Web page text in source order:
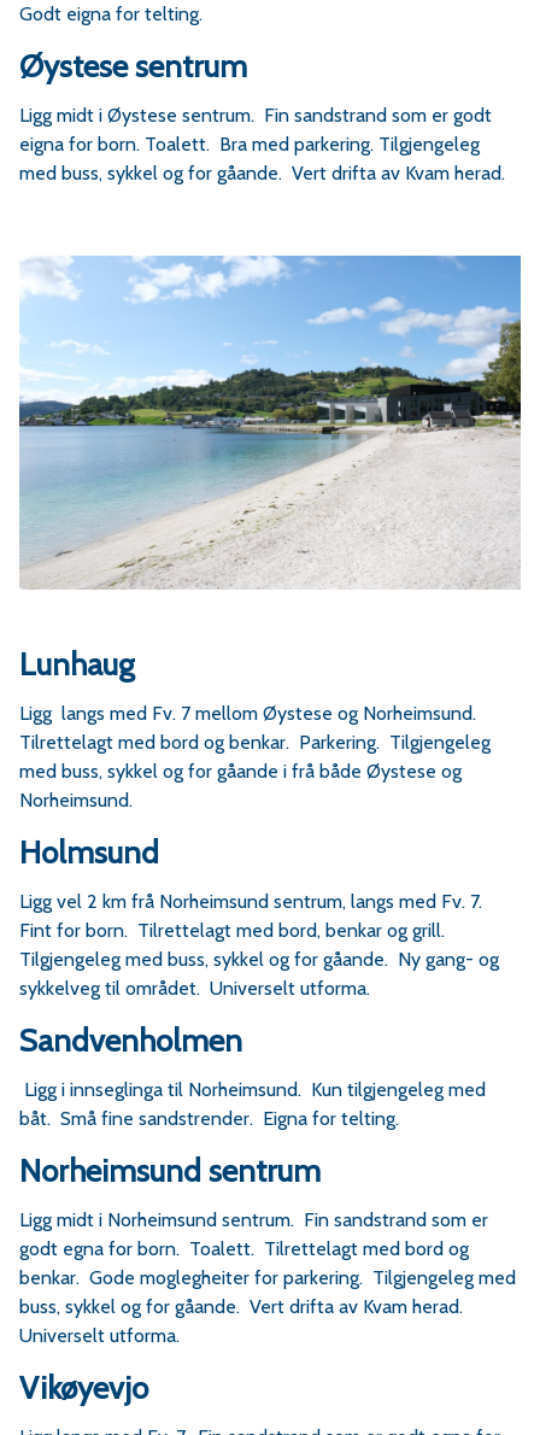
Godt eigna for telting.
Øystese sentrum
Ligg midt i Øystese sentrum. Fin sandstrand som er godt
eigna for born. Toalett. Bra med parkering. Tilgjengeleg
med buss, sykkel og for gåande. Vert drifta av Kvam herad.
Lunhaug
Ligg langs med Fv. 7 mellom Øystese og Norheimsund.
Tilrettelagt med bord og benkar. Parkering. Tilgjengeleg
med buss, sykkel og for gåande i frå både Øystese og
Norheimsund.
Holmsund
Ligg vel 2 km frå Norheimsund sentrum, langs med Fv. 7.
Fint for born. Tilrettelagt med bord, benkar og grill.
Tilgjengeleg med buss, sykkel og for gåande. Ny gang- og
sykkelveg til området. Universelt utforma.
Sandvenholmen
Ligg i innseglinga til Norheimsund. Kun tilgjengeleg med
båt. Små fine sandstrender. Eigna for telting.
Norheimsund sentrum
Ligg midt i Norheimsund sentrum. Fin sandstrand som er
godt egna for born. Toalett. Tilrettelagt med bord og
benkar. Gode moglegheiter for parkering. Tilgjengeleg med
buss, sykkel og for gåande. Vert drifta av Kvam herad.
Universelt utforma.
Vikøyevjo